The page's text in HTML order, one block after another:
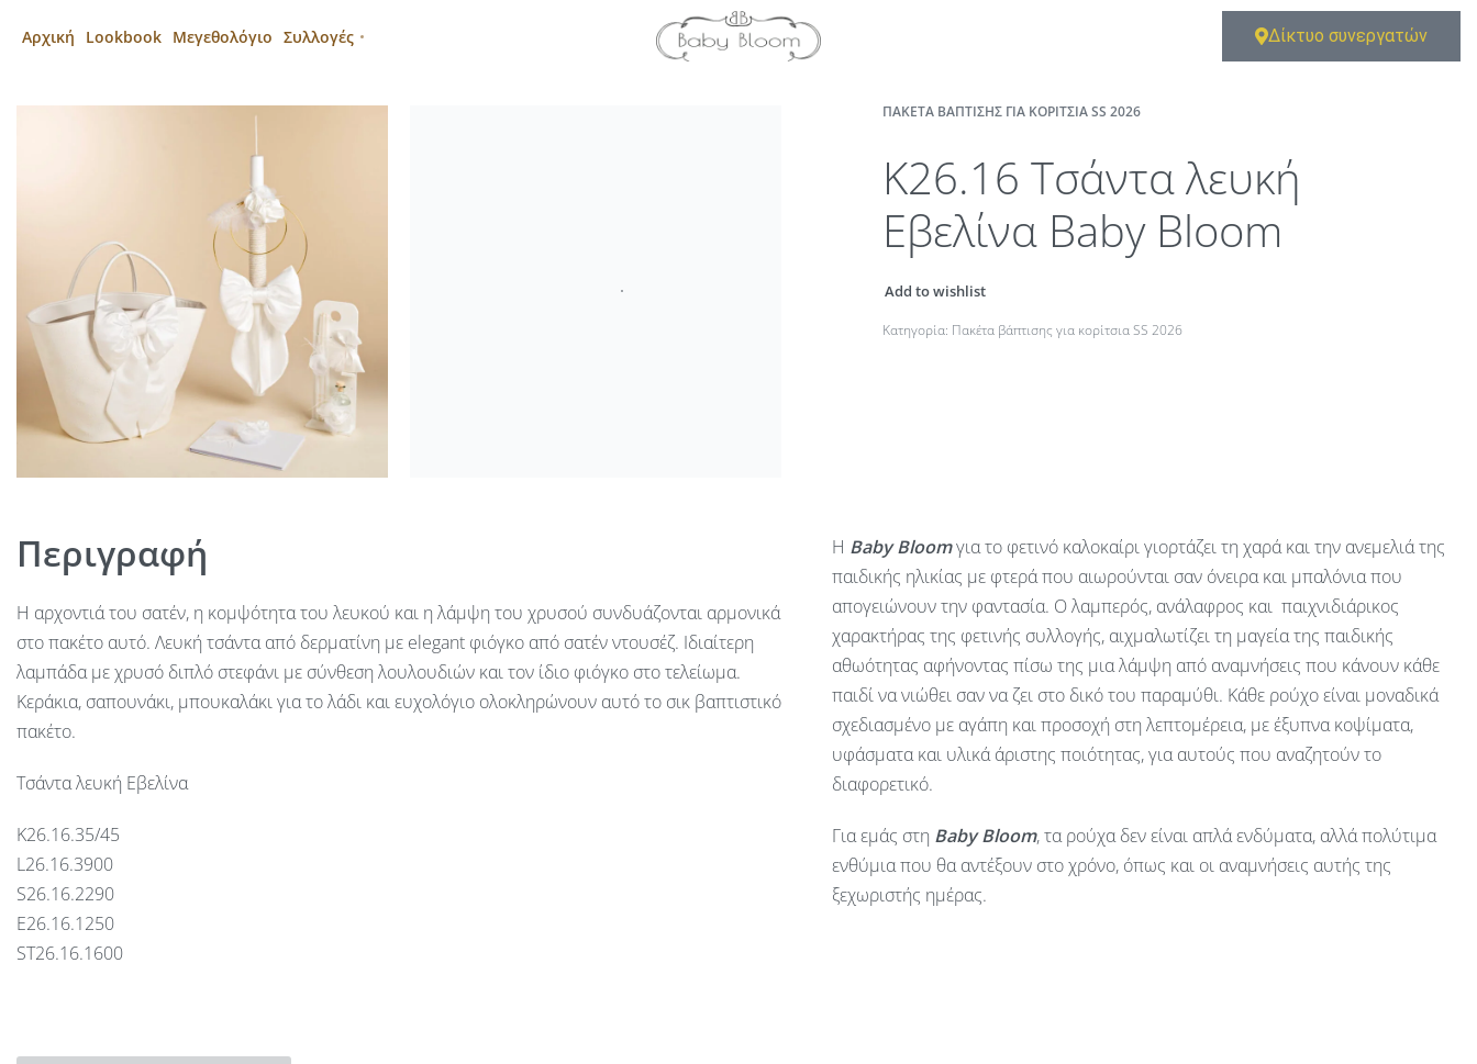
Αρχική Lookbook Μεγεθολόγιο Συλλογές Δίκτυο συνεργατών
ΠΑΚΈΤΑ ΒΆΠΤΙΣΗΣ ΓΙΑ ΚΟΡΊΤΣΙΑ SS 2026
K26.16 Τσάντα λευκή
Εβελίνα Baby Bloom
Add to wishlist
Κατηγορία: Πακέτα βάπτισης για κορίτσια SS 2026
Περιγραφή
Η αρχοντιά του σατέν, η κομψότητα του λευκού και η λάμψη του χρυσού συνδυάζονται αρμονικά
στο πακέτο αυτό. Λευκή τσάντα από δερματίνη με elegant φιόγκο από σατέν ντουσέζ. Ιδιαίτερη
λαμπάδα με χρυσό διπλό στεφάνι με σύνθεση λουλουδιών και τον ίδιο φιόγκο στο τελείωμα.
Κεράκια, σαπουνάκι, μπουκαλάκι για το λάδι και ευχολόγιο ολοκληρώνουν αυτό το σικ βαπτιστικό
πακέτο.
Τσάντα λευκή Εβελίνα
Κ26.16.35/45
L26.16.3900
S26.16.2290
E26.16.1250
ST26.16.1600
Η Baby Bloomγια το φετινό καλοκαίρι γιορτάζει τη χαρά και την ανεμελιά της
παιδικής ηλικίας με φτερά που αιωρούνται σαν όνειρα και μπαλόνια που
απογειώνουν την φαντασία. Ο λαμπερός, ανάλαφρος και παιχνιδιάρικος
χαρακτήρας της φετινής συλλογής, αιχμαλωτίζει τη μαγεία της παιδικής
αθωότητας αφήνοντας πίσω της μια λάμψη από αναμνήσεις που κάνουν κάθε
παιδί να νιώθει σαν να ζει στο δικό του παραμύθι. Κάθε ρούχο είναι μοναδικά
σχεδιασμένο με αγάπη και προσοχή στη λεπτομέρεια, με έξυπνα κοψίματα,
υφάσματα και υλικά άριστης ποιότητας, για αυτούς που αναζητούν το
διαφορετικό.
Για εμάς στη Baby Bloom, τα ρούχα δεν είναι απλά ενδύματα, αλλά πολύτιμα
ενθύμια που θα αντέξουν στο χρόνο, όπως και οι αναμνήσεις αυτής της
ξεχωριστής ημέρας.